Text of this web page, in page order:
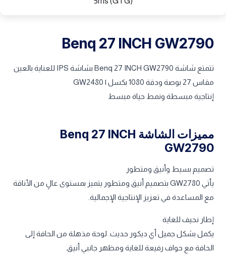
Benq 27 INCH GW2790
تتمتع شاشة Benq 27 INCH GW2790 بشاشة IPS للعناية بالعين
مقاس 27 بوصة ودقة 1080 بكسل | GW2480
إنتاجية مبسطة ونمط حياة مبسط
مميزات الشاشة Benq 27 INCH
GW2790
تصميم بسيط وأنيق ومتطور
يأتي GW2780 بتصميم أنيق ومتطور يتميز بمستوى عالٍ من الأناقة
مع المساعدة في تعزيز الإنتاجية الإجمالية.
إطار نحيف للغاية
يكمل بشكل جميل أي ديكور حديث. لوحة مذهلة من الحافة إلى
الحافة مع حواف رفيعة للغاية ومظهر جانبي أنيق.